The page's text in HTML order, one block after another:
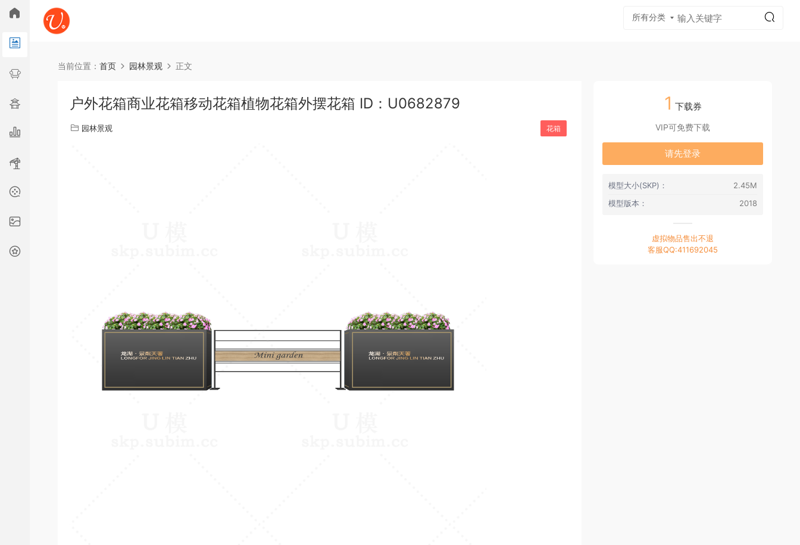
所有分类
古建 综合
当前位置： 首页 园林景观 正文
户外花箱商业花箱移动花箱植物花箱外摆花箱 ID：U0682879
园林景观 花箱
1 下载券
VIP可免费下载
请先登录
模型大小(SKP)：
2.45M
模型版本：
2018
虚拟物品售出不退
客服QQ:411692045